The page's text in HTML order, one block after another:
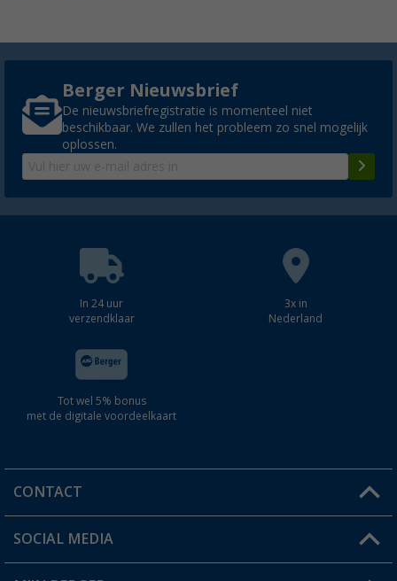
Berger Nieuwsbrief
De nieuwsbriefregistratie is momenteel niet
beschikbaar. We zullen het probleem zo snel mogelijk
oplossen.
In 24 uur
verzendklaar
3x in
Nederland
Tot wel 5% bonus
met de digitale voordeelkaart
CONTACT
Een vraag?
SOCIAL MEDIA